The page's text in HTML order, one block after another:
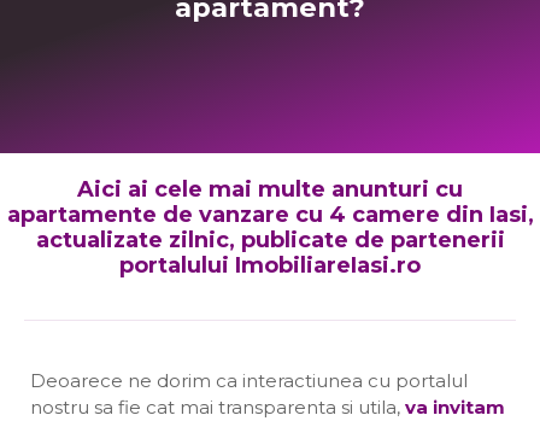
apartament?
Aici ai cele mai multe anunturi cu
apartamente de vanzare cu 4 camere din Iasi,
actualizate zilnic, publicate de partenerii
portalului ImobiliareIasi.ro
Deoarece ne dorim ca interactiunea cu portalul
nostru sa fie cat mai transparenta si utila, va invitam